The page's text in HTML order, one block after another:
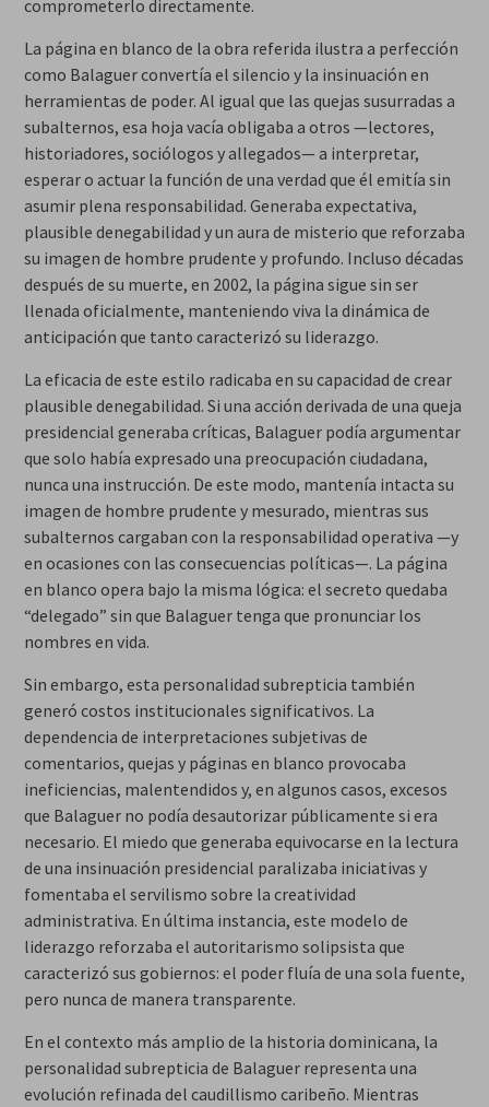
comprometerlo directamente.
La página en blanco de la obra referida ilustra a perfección
como Balaguer convertía el silencio y la insinuación en
herramientas de poder. Al igual que las quejas susurradas a
subalternos, esa hoja vacía obligaba a otros —lectores,
historiadores, sociólogos y allegados— a interpretar,
esperar o actuar la función de una verdad que él emitía sin
asumir plena responsabilidad. Generaba expectativa,
plausible denegabilidad y un aura de misterio que reforzaba
su imagen de hombre prudente y profundo. Incluso décadas
después de su muerte, en 2002, la página sigue sin ser
llenada oficialmente, manteniendo viva la dinámica de
anticipación que tanto caracterizó su liderazgo.
La eficacia de este estilo radicaba en su capacidad de crear
plausible denegabilidad. Si una acción derivada de una queja
presidencial generaba críticas, Balaguer podía argumentar
que solo había expresado una preocupación ciudadana,
nunca una instrucción. De este modo, mantenía intacta su
imagen de hombre prudente y mesurado, mientras sus
subalternos cargaban con la responsabilidad operativa —y
en ocasiones con las consecuencias políticas—. La página
en blanco opera bajo la misma lógica: el secreto quedaba
“delegado” sin que Balaguer tenga que pronunciar los
nombres en vida.
Sin embargo, esta personalidad subrepticia también
generó costos institucionales significativos. La
dependencia de interpretaciones subjetivas de
comentarios, quejas y páginas en blanco provocaba
ineficiencias, malentendidos y, en algunos casos, excesos
que Balaguer no podía desautorizar públicamente si era
necesario. El miedo que generaba equivocarse en la lectura
de una insinuación presidencial paralizaba iniciativas y
fomentaba el servilismo sobre la creatividad
administrativa. En última instancia, este modelo de
liderazgo reforzaba el autoritarismo solipsista que
caracterizó sus gobiernos: el poder fluía de una sola fuente,
pero nunca de manera transparente.
En el contexto más amplio de la historia dominicana, la
personalidad subrepticia de Balaguer representa una
evolución refinada del caudillismo caribeño. Mientras